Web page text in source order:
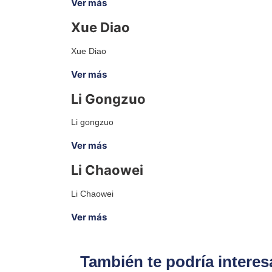
Ver más
Xue Diao
Xue Diao
Ver más
Li Gongzuo
Li gongzuo
Ver más
Li Chaowei
Li Chaowei
Ver más
También te podría